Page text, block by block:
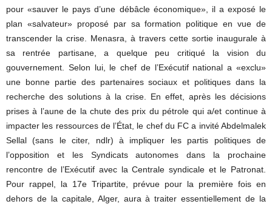
pour «sauver le pays d’une débâcle économique», il a exposé le
plan «salvateur» proposé par sa formation politique en vue de
transcender la crise. Menasra, à travers cette sortie inaugurale à
sa rentrée partisane, a quelque peu critiqué la vision du
gouvernement. Selon lui, le chef de l’Exécutif national a «exclu»
une bonne partie des partenaires sociaux et politiques dans la
recherche des solutions à la crise. En effet, après les décisions
prises à l’aune de la chute des prix du pétrole qui a/et continue à
impacter les ressources de l’État, le chef du FC a invité Abdelmalek
Sellal (sans le citer, ndlr) à impliquer les partis politiques de
l’opposition et les Syndicats autonomes dans la prochaine
rencontre de l’Exécutif avec la Centrale syndicale et le Patronat.
Pour rappel, la 17e Tripartite, prévue pour la première fois en
dehors de la capitale, Alger, aura à traiter essentiellement de la